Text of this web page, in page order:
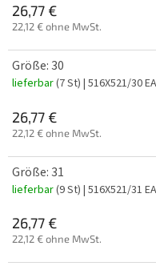
26,77 €
22,12 € ohne MwSt.
Größe: 30
lieferbar(7 St) | 516X521/30
26,77 €
22,12 € ohne MwSt.
Größe: 31
lieferbar(9 St) | 516X521/31
26,77 €
22,12 € ohne MwSt.